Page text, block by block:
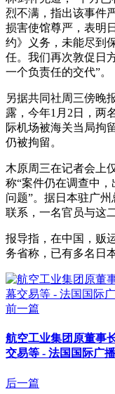
烈不满，指出该事件
损害使馆尊严，表明
约》义务，未能尽到
任。我们再次敦促日
一个负责任的交代”。
另据共同社周三傍晚
露，今年1月2日，两
际机场被海关当局拘
仍被拘留。
木原周三在记者会上
称“案件仍在调查中
问题”。据日本驻广
联系，一名官员与这
报导指，在中国，贩
务省称，已有多名日
前一篇
航空工业集团原董事
交易等 - 法国国际广
后一篇